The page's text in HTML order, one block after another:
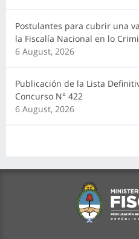
Postulantes para cubrir una
la Fiscalía Nacional en lo
6 August, 2026
Publicación de la Lista
Concurso N° 422
6 August, 2026